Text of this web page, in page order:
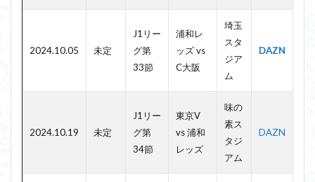
2024.10.05 未定
J1リー
グ第
33節
浦和レ
ッズ vs
C大阪
埼玉
スタ
ジア
ム
DAZN
2024.10.19 未定
J1リー
グ第
34節
東京V
vs 浦和
レッズ
味の
素ス
タジ
アム
DAZN